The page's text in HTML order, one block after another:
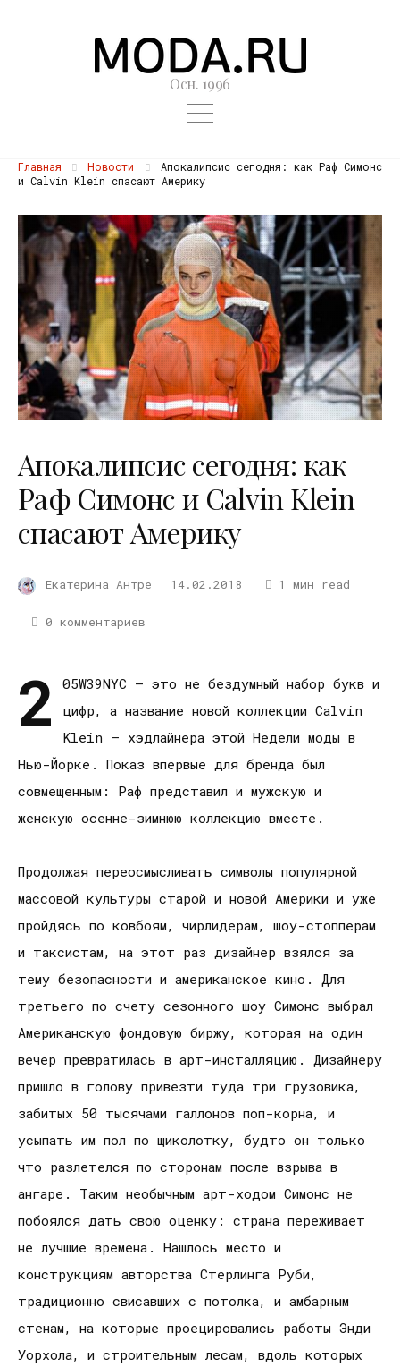
Осн. 1996
Главная Новости
Апокалипсис сегодня: как Раф Симонс
и Calvin Klein спасают Америку
Апокалипсис сегодня: как
Раф Симонс и Calvin Klein
спасают Америку
Екатерина Антре 14.02.2018 1 мин read
0 комментариев
2
05W39NYC – это не бездумный набор букв и
цифр, а название новой коллекции Calvin
Klein – хэдлайнера этой Недели моды в
Нью-Йорке. Показ впервые для бренда был
совмещенным: Раф представил и мужскую и
женскую осенне-зимнюю коллекцию вместе.
Продолжая переосмысливать символы популярной
массовой культуры старой и новой Америки и уже
пройдясь по ковбоям, чирлидерам, шоу-стопперам
и таксистам, на этот раз дизайнер взялся за
тему безопасности и американское кино. Для
третьего по счету сезонного шоу Симонс выбрал
Американскую фондовую биржу, которая на один
вечер превратилась в арт-инсталляцию. Дизайнеру
пришло в голову привезти туда три грузовика,
забитых 50 тысячами галлонов поп-корна, и
усыпать им пол по щиколотку, будто он только
что разлетелся по сторонам после взрыва в
ангаре. Таким необычным арт-ходом Симонс не
побоялся дать свою оценку: страна переживает
не лучшие времена. Нашлось место и
конструкциям авторства Стерлинга Руби,
традиционно свисавших с потолка, и амбарным
стенам, на которые проецировались работы Энди
Уорхола, и строительным лесам, вдоль которых